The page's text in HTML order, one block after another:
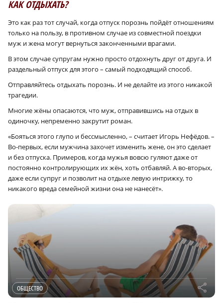
КАК ОТДЫХАТЬ?
Это как раз тот случай, когда отпуск порознь пойдёт отношениям
только на пользу, в противном случае из совместной поездки
муж и жена могут вернуться законченными врагами.
В этом случае супругам нужно просто отдох­нуть друг от друга. И
раздельный отпуск для этого – самый подходящий способ.
Отправляйтесь отдыхать порознь. И не делайте из этого никакой
трагедии.
Многие жёны опасаются, что муж, отправившись на отдых в
одиночку, непременно закрутит роман.
«Бояться этого глупо и бессмысленно, – считает Игорь Нефёдов. –
Во-первых, если мужчина захочет изменить жене, он это сделает
и без отпуска. Примеров, когда мужья во­всю гуляют даже от
постоянно контролирующих их жён, хоть отбавляй. А во-вторых,
даже если супруг и позволит на отдыхе левую интрижку, то
никакого вреда семейной жизни она не нанесёт».
ОБЩЕСТВО r